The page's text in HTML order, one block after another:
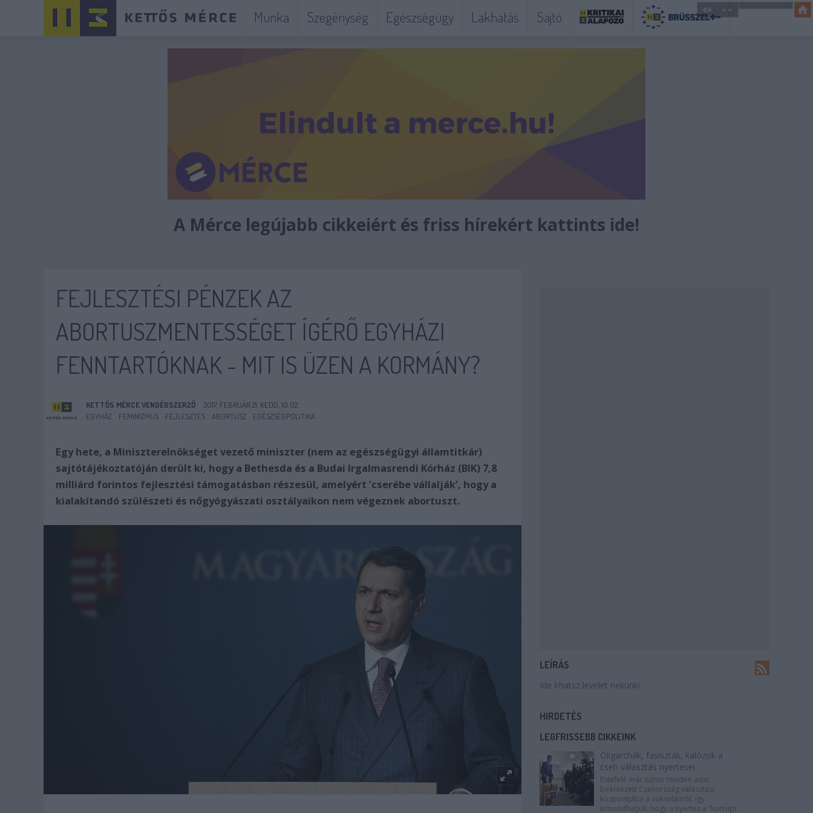
Munka Szegénység Egészségügy Lakhatás Sajtó
A Mérce legújabb cikkeiért és friss hírekért kattints ide!
FEJLESZTÉSI PÉNZEK AZ
ABORTUSZMENTESSÉGET ÍGÉRŐ EGYHÁZI
FENNTARTÓKNAK - MIT IS ÜZEN A KORMÁNY?
KETTŐS MÉRCE VENDÉGSZERZŐ
2017. FEBRUÁR 21. KEDD, 10:02
EGYHÁZ
FEMINIZMUS FEJLESZTÉS ABORTUSZ EGÉSZSÉGPOLITIKA
Egy hete, a Miniszterelnökséget vezető miniszter (nem az egészségügyi államtitkár)
sajtótájékoztatóján derült ki, hogy a Bethesda és a Budai Irgalmasrendi Kórház (BIK) 7,8
milliárd forintos fejlesztési támogatásban részesül, amelyért ’cserébe vállalják’, hogy a
kialakítandó szülészeti és nőgyógyászati osztályaikon nem végeznek abortuszt.
LEÍRÁS
Ide írhatsz levelet nekünk!
HIRDETÉS
LEGFRISSEBB CIKKEINK
Oligarchák, fasiszták, kalózok a
cseh választás nyertesei
Estefelé már szinte minden adat
beérkezett Csehország választási
központjába a voksolásról, így
kimondhatjuk, hogy a nyertes a “korrupt